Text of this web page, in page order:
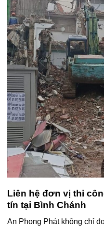
Liên hệ đơn vị thi
tín tại Bình Chánh
An Phong Phát không chỉ